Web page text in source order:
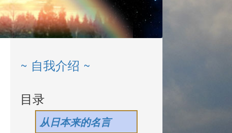
~ 自我介绍 ~
目录
从日本来的名言